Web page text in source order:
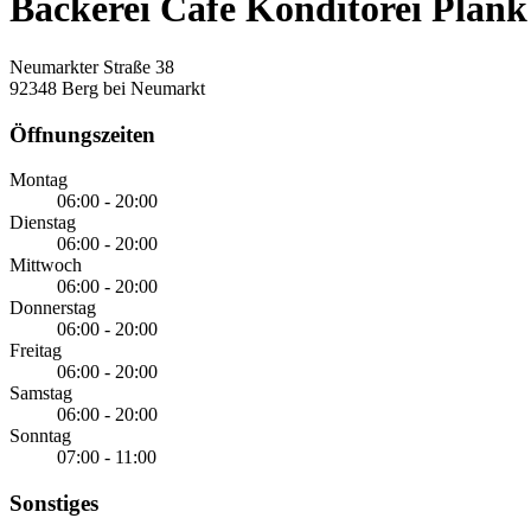
Bäckerei Café Konditorei
Neumarkter Straße 38
92348 Berg bei Neumarkt
Öffnungszeiten
Montag
06:00 - 20:00
Dienstag
06:00 - 20:00
Mittwoch
06:00 - 20:00
Donnerstag
06:00 - 20:00
Freitag
06:00 - 20:00
Samstag
06:00 - 20:00
Sonntag
07:00 - 11:00
Sonstiges